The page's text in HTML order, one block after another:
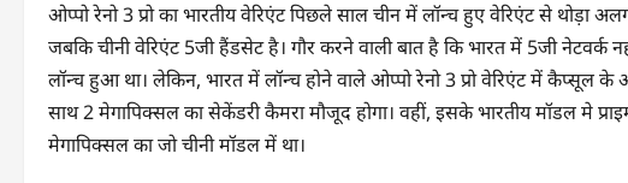
ओप्पो रेनो 3 प्रो का भारतीय वेरिएंट पिछले साल चीन में लॉन्च हुए वेरिएंट से थोड़ा
जबकि चीनी वेरिएंट 5जी हैंडसेट है। गौर करने वाली बात है कि भारत में 5जी नेटवर्क
लॉन्च हुआ था। लेकिन, भारत में लॉन्च होने वाले ओप्पो रेनो 3 प्रो वेरिएंट में कैप्सूल
साथ 2 मेगापिक्सल का सेकेंडरी कैमरा मौजूद होगा। वहीं, इसके भारतीय मॉडल मे
मेगापिक्सल का जो चीनी मॉडल में था।